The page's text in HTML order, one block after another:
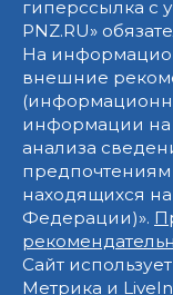
гиперссылка с
PNZ.RU»
На
внешние
информации на
анализа
предпочтениям
находящихся
Федерации)».
Сайт
Метрика и